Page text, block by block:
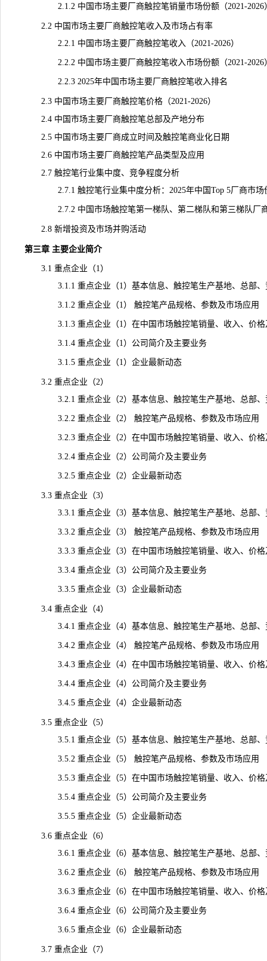
2.1.2 中国市场主要厂商触控笔销量市场份额（2021-2026
2.2 中国市场主要厂商触控笔收入及市场占有率
2.2.1 中国市场主要厂商触控笔收入（2021-2026）
2.2.2 中国市场主要厂商触控笔收入市场份额（2021-2026
2.2.3 2025年中国市场主要厂商触控笔收入排名
2.3 中国市场主要厂商触控笔价格（2021-2026）
2.4 中国市场主要厂商触控笔总部及产地分布
2.5 中国市场主要厂商成立时间及触控笔商业化日期
2.6 中国市场主要厂商触控笔产品类型及应用
2.7 触控笔行业集中度、竞争程度分析
2.7.1 触控笔行业集中度分析：2025年中国Top 5厂商市场
2.7.2 中国市场触控笔第一梯队、第二梯队和第三梯队厂商
2.8 新增投资及市场并购活动
第三章 主要企业简介
3.1 重点企业（1）
3.1.1 重点企业（1）基本信息、触控笔生产基地、总部、
3.1.2 重点企业（1） 触控笔产品规格、参数及市场应用
3.1.3 重点企业（1）在中国市场触控笔销量、收入、价格及
3.1.4 重点企业（1）公司简介及主要业务
3.1.5 重点企业（1）企业最新动态
3.2 重点企业（2）
3.2.1 重点企业（2）基本信息、触控笔生产基地、总部、
3.2.2 重点企业（2） 触控笔产品规格、参数及市场应用
3.2.3 重点企业（2）在中国市场触控笔销量、收入、价格及
3.2.4 重点企业（2）公司简介及主要业务
3.2.5 重点企业（2）企业最新动态
3.3 重点企业（3）
3.3.1 重点企业（3）基本信息、触控笔生产基地、总部、
3.3.2 重点企业（3） 触控笔产品规格、参数及市场应用
3.3.3 重点企业（3）在中国市场触控笔销量、收入、价格及
3.3.4 重点企业（3）公司简介及主要业务
3.3.5 重点企业（3）企业最新动态
3.4 重点企业（4）
3.4.1 重点企业（4）基本信息、触控笔生产基地、总部、
3.4.2 重点企业（4） 触控笔产品规格、参数及市场应用
3.4.3 重点企业（4）在中国市场触控笔销量、收入、价格及
3.4.4 重点企业（4）公司简介及主要业务
3.4.5 重点企业（4）企业最新动态
3.5 重点企业（5）
3.5.1 重点企业（5）基本信息、触控笔生产基地、总部、
3.5.2 重点企业（5） 触控笔产品规格、参数及市场应用
3.5.3 重点企业（5）在中国市场触控笔销量、收入、价格及
3.5.4 重点企业（5）公司简介及主要业务
3.5.5 重点企业（5）企业最新动态
3.6 重点企业（6）
3.6.1 重点企业（6）基本信息、触控笔生产基地、总部、
3.6.2 重点企业（6） 触控笔产品规格、参数及市场应用
3.6.3 重点企业（6）在中国市场触控笔销量、收入、价格及
3.6.4 重点企业（6）公司简介及主要业务
3.6.5 重点企业（6）企业最新动态
3.7 重点企业（7）